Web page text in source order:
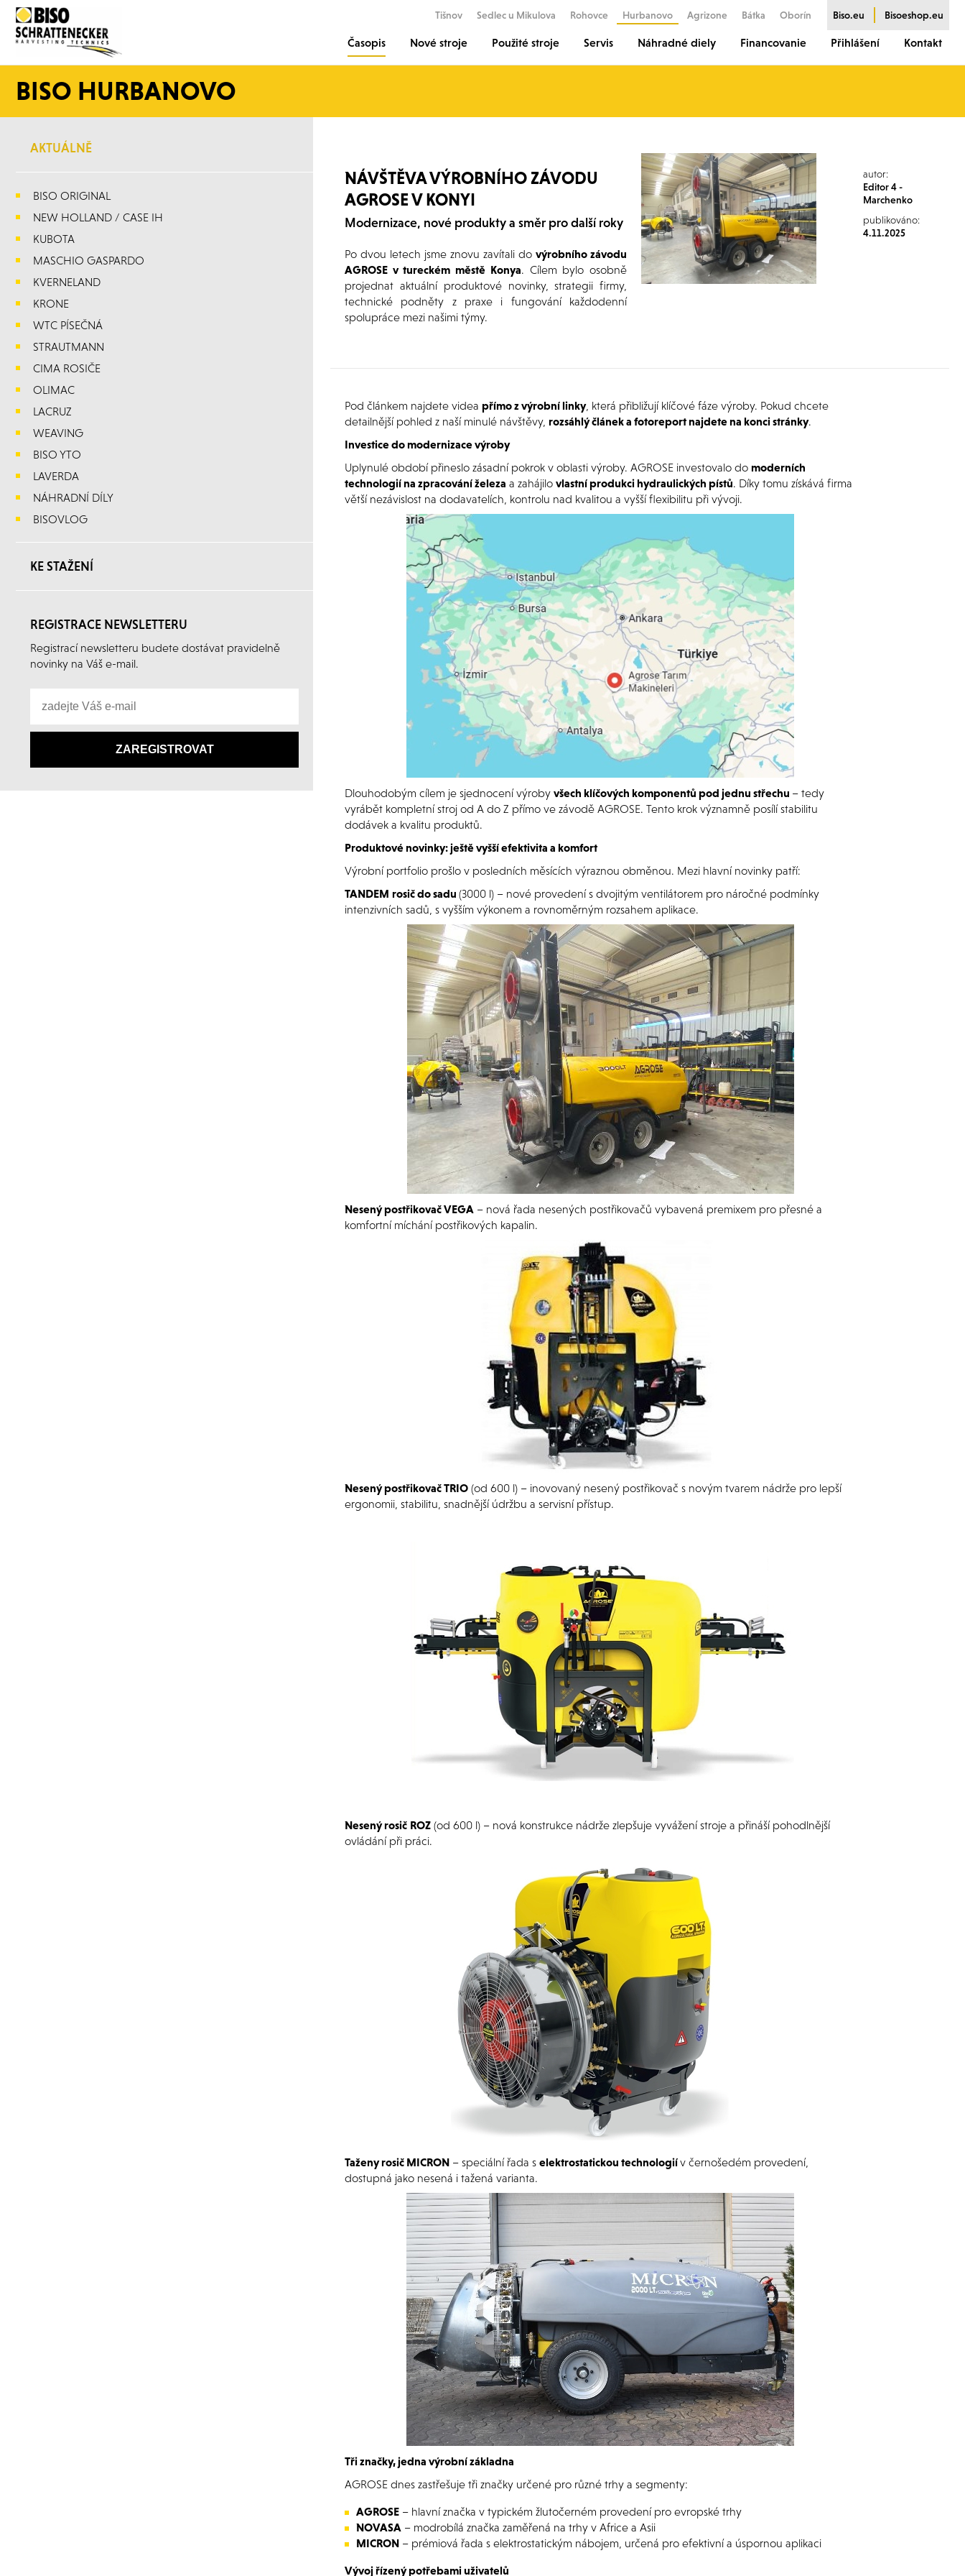
Tišnov Sedlec u Mikulova Rohovce Hurbanovo Agrizone Bátka Oborín Biso.eu Bisoeshop.eu
Časopis Nové stroje Použité stroje Servis Náhradné diely Financovanie Přihlášení Kontakt
BISO HURBANOVO
AKTUÁLNĚ
BISO ORIGINAL
NEW HOLLAND / CASE IH
KUBOTA
MASCHIO GASPARDO
KVERNELAND
KRONE
WTC PÍSEČNÁ
STRAUTMANN
CIMA ROSIČE
OLIMAC
LACRUZ
WEAVING
BISO YTO
LAVERDA
NÁHRADNÍ DÍLY
BISOVLOG
KE STAŽENÍ
REGISTRACE NEWSLETTERU
Registrací newsletteru budete dostávat pravidelně
novinky na Váš e-mail.
NÁVŠTĚVA VÝROBNÍHO ZÁVODU
AGROSE V KONYI
Modernizace, nové produkty a směr pro další roky
autor:
Editor 4 -
Marchenko
publikováno:
4.11.2025
Po dvou letech jsme znovu zavítali dovýrobního závodu
AGROSE v tureckém městě Konya. Cílem bylo osobně
projednat aktuální produktové novinky, strategii firmy,
technické podněty z praxe i fungování každodenní
spolupráce mezi našimi týmy.
Pod článkem najdete videa přímo z výrobní linky, která přibližují klíčové fáze výroby. Pokud chcete
detailnější pohled z naší minulé návštěvy, rozsáhlý článek a fotoreport najdete na konci stránky.
Investice do modernizace výroby
Uplynulé období přineslo zásadní pokrok v oblasti výroby. AGROSE investovalo do moderních
technologií na zpracování železa a zahájilo vlastní produkci hydraulických pístů. Díky tomu získává firma
větší nezávislost na dodavatelích, kontrolu nad kvalitou a vyšší flexibilitu při vývoji.
Dlouhodobým cílem je sjednocení výroby všech klíčových komponentů pod jednu střechu – tedy
vyrábět kompletní stroj od A do Z přímo ve závodě AGROSE. Tento krok významně posílí stabilitu
dodávek a kvalitu produktů.
Produktové novinky: ještě vyšší efektivita a komfort
Výrobní portfolio prošlo v posledních měsících výraznou obměnou. Mezi hlavní novinky patří:
TANDEM rosič do sadu (3000 l) – nové provedení s dvojitým ventilátorem pro náročné podmínky
intenzivních sadů, s vyšším výkonem a rovnoměrným rozsahem aplikace.
Nesený postřikovač VEGA – nová řada nesených postřikovačů vybavená premixem pro přesné a
komfortní míchání postřikových kapalin.
Nesený postřikovač TRIO (od 600 l) – inovovaný nesený postřikovač s novým tvarem nádrže pro lepší
ergonomii, stabilitu, snadnější údržbu a servisní přístup.
Nesený rosič ROZ (od 600 l) – nová konstrukce nádrže zlepšuje vyvážení stroje a přináší pohodlnější
ovládání při práci.
Taženy rosič MICRON – speciální řada s elektrostatickou technologiív černošedém provedení,
dostupná jako nesená i tažená varianta.
Tři značky, jedna výrobní základna
AGROSE dnes zastřešuje tři značky určené pro různé trhy a segmenty:
AGROSE – hlavní značka v typickém žlutočerném provedení pro evropské trhy
NOVASA – modrobílá značka zaměřená na trhy v Africe a Asii
MICRON – prémiová řada s elektrostatickým nábojem, určená pro efektivní a úspornou aplikaci
Vývoj řízený potřebami uživatelů